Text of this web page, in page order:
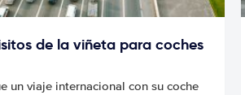
de la viñeta para coches
un viaje internacional con su coche